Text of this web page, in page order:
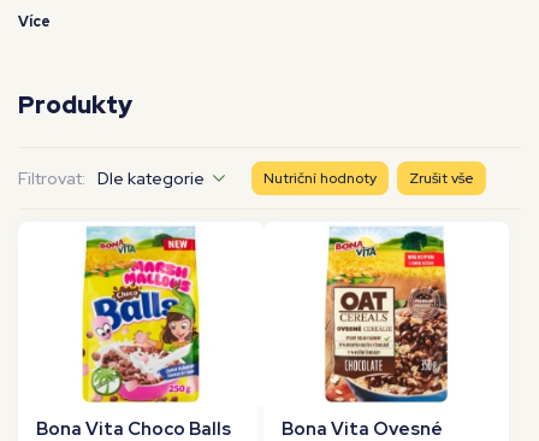
Více
Produkty
Filtrovat: Dle kategorie Nutriční hodnoty Zrušit vše
Bona Vita Choco Balls
Bona Vita Ovesné